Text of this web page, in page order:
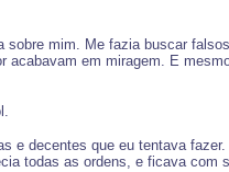
sobre mim. Me fazia buscar
acabavam em miragem. E
e decentes que eu tentava
todas as ordens, e ficava com